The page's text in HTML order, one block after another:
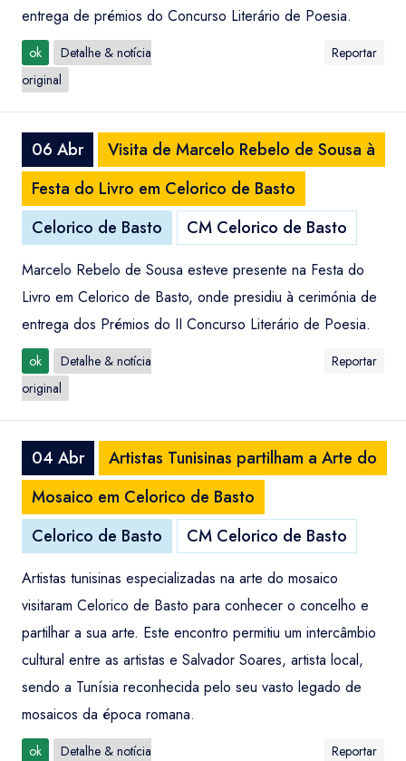
entrega de prémios do Concurso Literário de Poesia.
ok
Detalhe & notícia
original
Reportar
06 Abr
Visita de Marcelo Rebelo de Sousa à
Festa do Livro em Celorico de Basto
Celorico de Basto
CM Celorico de Basto
Marcelo Rebelo de Sousa esteve presente na Festa do
Livro em Celorico de Basto, onde presidiu à cerimónia de
entrega dos Prémios do II Concurso Literário de Poesia.
ok
Detalhe & notícia
original
Reportar
04 Abr
Artistas Tunisinas partilham a Arte do
Mosaico em Celorico de Basto
Celorico de Basto
CM Celorico de Basto
Artistas tunisinas especializadas na arte do mosaico
visitaram Celorico de Basto para conhecer o concelho e
partilhar a sua arte. Este encontro permitiu um intercâmbio
cultural entre as artistas e Salvador Soares, artista local,
sendo a Tunísia reconhecida pelo seu vasto legado de
mosaicos da época romana.
ok
Detalhe & notícia
Reportar